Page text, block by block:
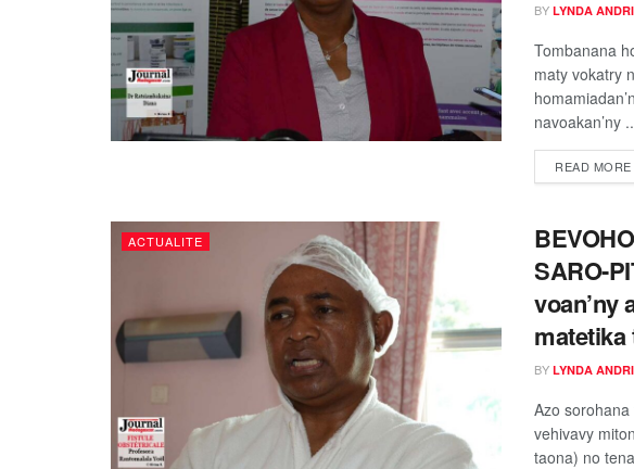
BY LYNDA
Tombanana
maty vokatry
navoakan’ny
READ MORE
ACTUALITE
SARO-
voan’ny
matetika
BY LYNDA
Azo
vehivavy
taona) no